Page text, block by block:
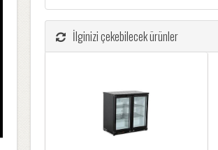
İlginizi çekebilecek ürünler